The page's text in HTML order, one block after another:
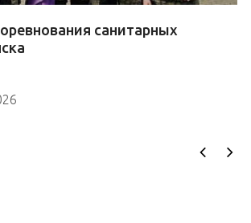
санитарных